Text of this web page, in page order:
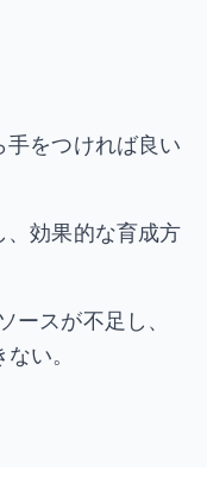
をつければ良い
効果的な育成方
ースが不足し、
い。